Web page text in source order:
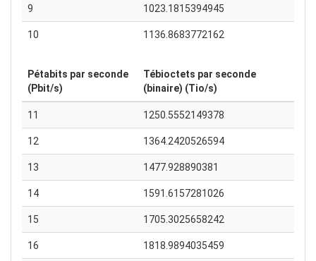
9 1023.1815394945
10 1136.8683772162
Pétabits par seconde
(Pbit/s)
Tébioctets par seconde
(binaire) (Tio/s)
11 1250.5552149378
12 1364.2420526594
13 1477.928890381
14 1591.6157281026
15 1705.3025658242
16 1818.9894035459